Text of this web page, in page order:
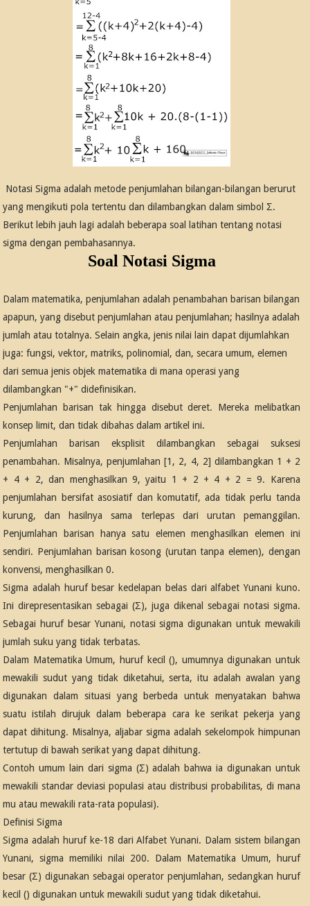
Notasi Sigma adalah metode penjumlahan bilangan-bilangan berurut
yang mengikuti pola tertentu dan dilambangkan dalam simbol Σ.
Berikut lebih jauh lagi adalah beberapa soal latihan tentang notasi
sigma dengan pembahasannya.
Soal Notasi Sigma
Dalam matematika, penjumlahan adalah penambahan barisan bilangan
apapun, yang disebut penjumlahan atau penjumlahan; hasilnya adalah
jumlah atau totalnya. Selain angka, jenis nilai lain dapat dijumlahkan
juga: fungsi, vektor, matriks, polinomial, dan, secara umum, elemen
dari semua jenis objek matematika di mana operasi yang
dilambangkan "+" didefinisikan.
Penjumlahan barisan tak hingga disebut deret. Mereka melibatkan
konsep limit, dan tidak dibahas dalam artikel ini.
Penjumlahan barisan eksplisit dilambangkan sebagai suksesi
penambahan. Misalnya, penjumlahan [1, 2, 4, 2] dilambangkan 1 + 2
+ 4 + 2, dan menghasilkan 9, yaitu 1 + 2 + 4 + 2 = 9. Karena
penjumlahan bersifat asosiatif dan komutatif, ada tidak perlu tanda
kurung, dan hasilnya sama terlepas dari urutan pemanggilan.
Penjumlahan barisan hanya satu elemen menghasilkan elemen ini
sendiri. Penjumlahan barisan kosong (urutan tanpa elemen), dengan
konvensi, menghasilkan 0.
Sigma adalah huruf besar kedelapan belas dari alfabet Yunani kuno.
Ini direpresentasikan sebagai (Σ), juga dikenal sebagai notasi sigma.
Sebagai huruf besar Yunani, notasi sigma digunakan untuk mewakili
jumlah suku yang tidak terbatas.
Dalam Matematika Umum, huruf kecil (), umumnya digunakan untuk
mewakili sudut yang tidak diketahui, serta, itu adalah awalan yang
digunakan dalam situasi yang berbeda untuk menyatakan bahwa
suatu istilah dirujuk dalam beberapa cara ke serikat pekerja yang
dapat dihitung. Misalnya, aljabar sigma adalah sekelompok himpunan
tertutup di bawah serikat yang dapat dihitung.
Contoh umum lain dari sigma (Σ) adalah bahwa ia digunakan untuk
mewakili standar deviasi populasi atau distribusi probabilitas, di mana
mu atau mewakili rata-rata populasi).
Definisi Sigma
Sigma adalah huruf ke-18 dari Alfabet Yunani. Dalam sistem bilangan
Yunani, sigma memiliki nilai 200. Dalam Matematika Umum, huruf
besar (Σ) digunakan sebagai operator penjumlahan, sedangkan huruf
kecil () digunakan untuk mewakili sudut yang tidak diketahui.